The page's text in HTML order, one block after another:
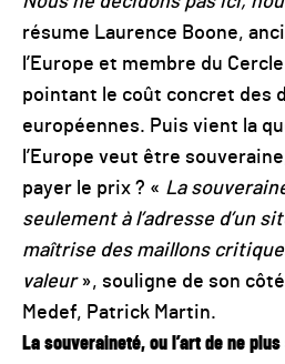
résume Laurence Boone,
l’Europe et membre du
pointant le coût concret des
européennes. Puis vient la
l’Europe veut être
payer le prix ? « La
seulement à l’adresse d’un
maîtrise des maillons
valeur», souligne de son
Medef, Patrick Martin.
La souveraineté, ou l’art de ne